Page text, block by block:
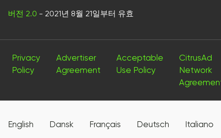
Website
URL
Message
버전 2.0 - 2021년 8월 21일부터 유효
Privacy
Policy
Advertiser
Agreement
Acceptable
Use Policy
CitrusAd
Network
English Dansk Français Deutsch Italiano